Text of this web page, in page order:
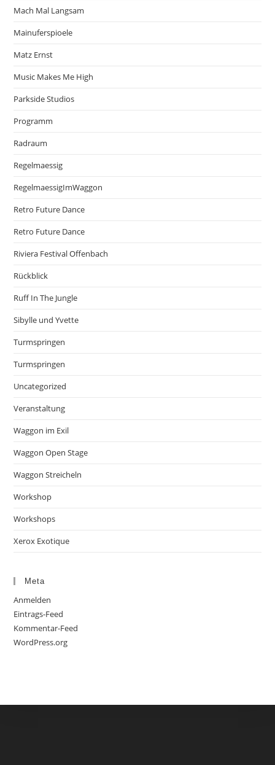
Mach Mal Langsam
Mainuferspioele
Matz Ernst
Music Makes Me High
Parkside Studios
Programm
Radraum
Regelmaessig
RegelmaessigImWaggon
Retro Future Dance
Retro Future Dance
Riviera Festival Offenbach
Rückblick
Ruff In The Jungle
Sibylle und Yvette
Turmspringen
Turmspringen
Uncategorized
Veranstaltung
Waggon im Exil
Waggon Open Stage
Waggon Streicheln
Workshop
Workshops
Xerox Exotique
Meta
Anmelden
Eintrags-Feed
Kommentar-Feed
WordPress.org